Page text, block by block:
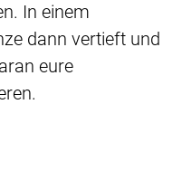
In einem
dann vertieft und
eure